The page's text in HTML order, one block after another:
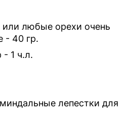
любые орехи очень
- 40 гр.
- 1 ч.л.
лепестки для